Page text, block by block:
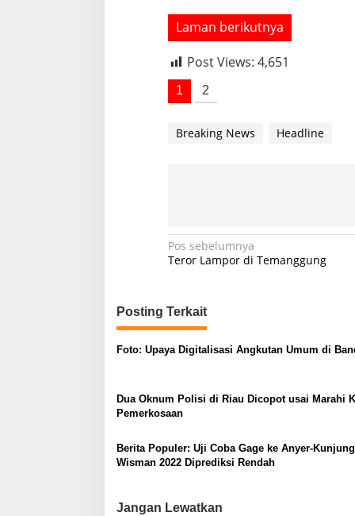
Laman berikutnya
Post Views: 4,651
1 2
Breaking News Headline
N
a
i
g
a
i
o
s
Pos sebelumnya
Teror Lampor di Temanggung
Posting Terkait
Foto: Upaya Digitalisasi Angkutan Umum di
Dua Oknum Polisi di Riau Dicopot usai Marahi
Pemerkosaan
Berita Populer: Uji Coba Gage ke Anyer-
Wisman 2022 Diprediksi Rendah
Jangan Lewatkan